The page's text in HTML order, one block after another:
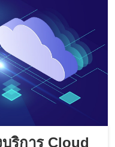
ริการ Cloud